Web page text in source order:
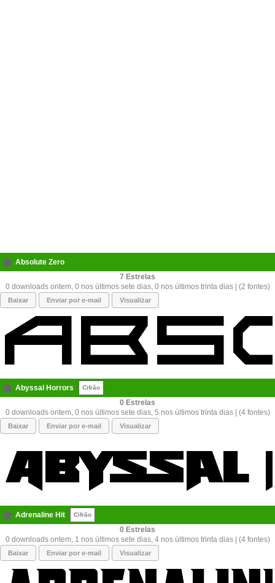
Absolute Zero
7
0 downloads ontem, 0 nos últimos sete dias, 0 nos últimos trinta dias | (2 fontes)
Baixar Enviar por e-mail Visualizar
Abyssal Horrors Cifrão
0
0 downloads ontem, 0 nos últimos sete dias, 5 nos últimos trinta dias | (4 fontes)
Baixar Enviar por e-mail Visualizar
Adrenaline Hit Cifrão
0
0 downloads ontem, 1 nos últimos sete dias, 4 nos últimos trinta dias | (4 fontes)
Baixar Enviar por e-mail Visualizar